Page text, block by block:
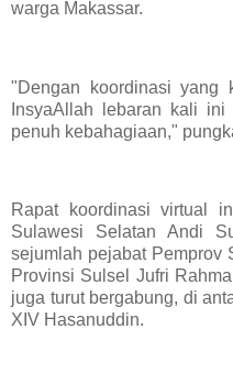
warga Makassar.
"Dengan koordinasi yang
InsyaAllah lebaran kali
penuh kebahagiaan,"
Rapat koordinasi virtual
Sulawesi Selatan Andi
sejumlah pejabat Pemprov
Provinsi Sulsel Jufri
juga turut bergabung, di
XIV Hasanuddin.